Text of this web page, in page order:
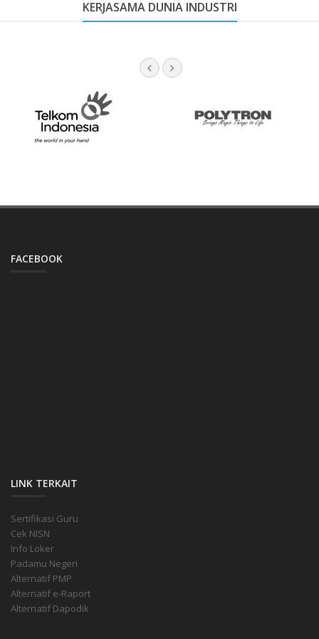
KERJASAMA DUNIA INDUSTRI
FACEBOOK
LINK TERKAIT
Sertifikasi Guru
Cek NISN
Info Loker
Padamu Negeri
Alternatif PMP
Alternatif e-Raport
Alternatif Dapodik